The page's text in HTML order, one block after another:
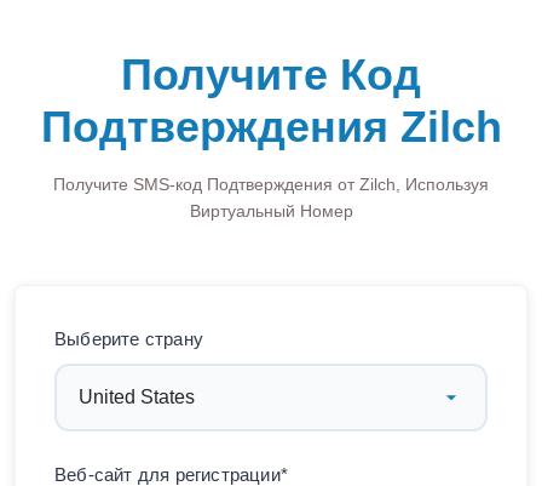
Получите Код
Подтверждения Zilch
Получите SMS-код Подтверждения от Zilch, Используя
Виртуальный Номер
Выберите страну
Веб-сайт для регистрации*